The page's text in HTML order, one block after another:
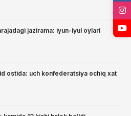
jazirama: iyun-iyul oylari
ostida: uch konfederatsiya ochiq xat